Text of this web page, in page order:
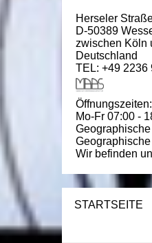
Herseler
D-50389
zwischen Köln
Deutschland
TEL: +49 2236
Öffnungszeiten:
Mo-Fr 07:00 -
Wir befinden
STARTSEITE